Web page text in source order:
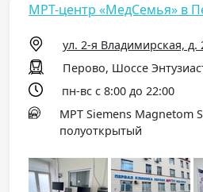
МРТ-центр «МедСемья» в
ул. 2-я Владимирская, д.
Перово, Шоссе
пн-вс с 8:00 до 22:00
МРТ Siemens Magnetom
полуоткрытый